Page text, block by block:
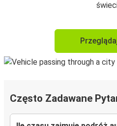
Często Zadawane